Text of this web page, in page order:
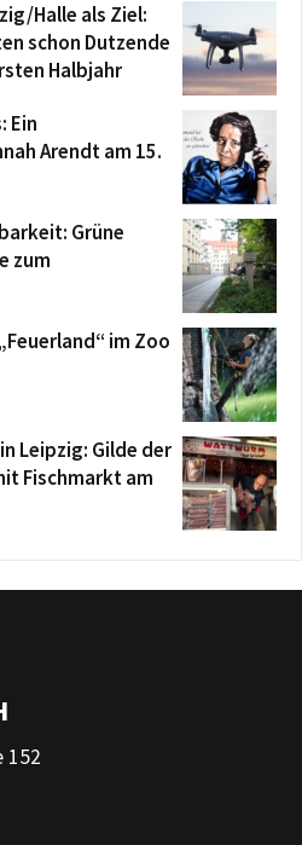
Halle als Ziel:
schon Dutzende
Halbjahr
Ein
Arendt am 15.
Grüne
zum
im Zoo
Leipzig: Gilde der
Fischmarkt am
152